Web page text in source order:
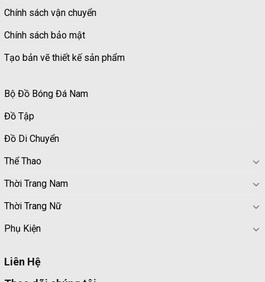
Chính sách vận chuyển
Chính sách bảo mật
Tạo bản vẽ thiết kế sản phẩm
Bộ Đồ Bóng Đá Nam
Đồ Tập
Đồ Di Chuyển
Thể Thao
Thời Trang Nam
Thời Trang Nữ
Phụ Kiện
Liên Hệ